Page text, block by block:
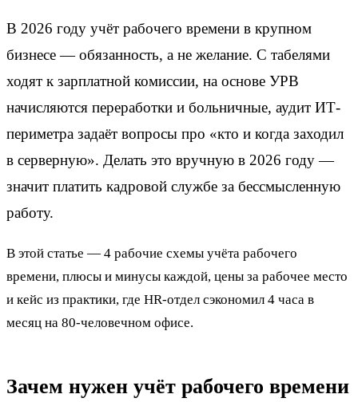
В 2026 году учёт рабочего времени в крупном
бизнесе — обязанность, а не желание. С табелями
ходят к зарплатной комиссии, на основе УРВ
начисляются переработки и больничные, аудит ИТ-
периметра задаёт вопросы про «кто и когда заходил
в серверную». Делать это вручную в 2026 году —
значит платить кадровой службе за бессмысленную
работу.
В этой статье — 4 рабочие схемы учёта рабочего
времени, плюсы и минусы каждой, цены за рабочее место
и кейс из практики, где HR-отдел сэкономил 4 часа в
месяц на 80-человечном офисе.
Зачем нужен учёт рабочего времени